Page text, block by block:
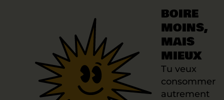
BOIRE
MOINS,
MAIS
MIEUX
Tu veux
consommer
autrement